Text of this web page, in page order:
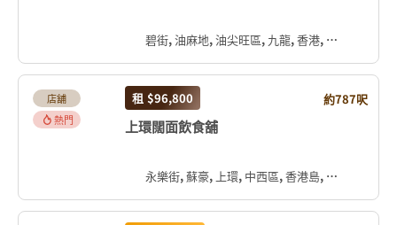
碧街, 油麻地, 油尖旺區, 九龍, 香港, 中国
店舖
熱門
租 $96,800 約787呎
上環闊面飲食舖
永樂街, 蘇豪, 上環, 中西區, 香港島, 香港, 中国